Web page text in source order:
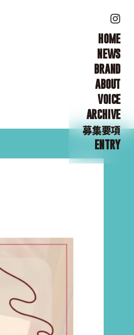
HOME
NEWS
BRAND
ABOUT
VOICE
ARCHIVE
募集要項
ENTRY